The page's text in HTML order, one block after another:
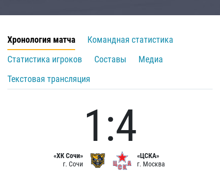
Хронология матча
Командная статистика
Статистика игроков
Составы
Медиа
Текстовая трансляция
«ХК Сочи»
г. Сочи
1:4
«ЦСКА»
г. Москва